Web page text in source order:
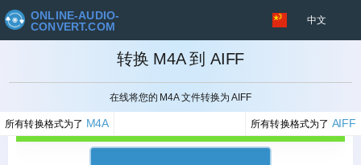
ONLINE-AUDIO-
CONVERT.COM
中文
转换 M4A 到 AIFF
在线将您的 M4A 文件转换为 AIFF
所有转换格式为了 M4A 所有转换格式为了 AIFF
取消